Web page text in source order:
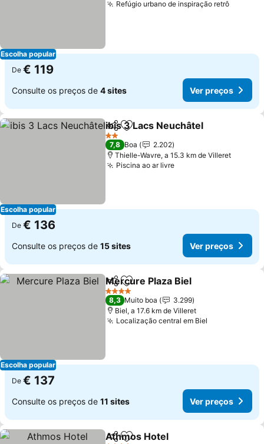
Escolha popular
Refúgio urbano de inspiração retrô
De € 119
Consulte os preços de 4 sites Ver preços
Escolha popular
PartilharAdicionar aos favoritos
ibis 3 Lacs Neuchâtel
2 Estrelas
7,8 Boa
2.202
Thielle-Wavre, a 15.3 km de Villeret
Piscina ao ar livre
De € 136
Consulte os preços de 15 sites Ver preços
Escolha popular
PartilharAdicionar aos favoritos
Mercure Plaza Biel
4 Estrelas
8,3 Muito boa
3.299
Biel, a 17.6 km de Villeret
Localização central em Biel
De € 137
Consulte os preços de 11 sites Ver preços
Partilhar
Athmos Hotel